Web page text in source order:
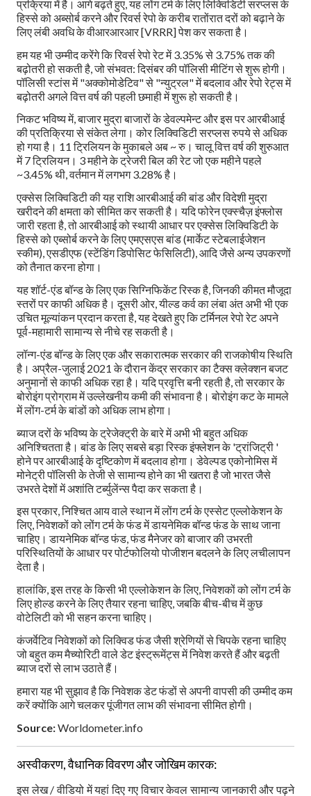
प्रक्रिया में है। आगे बढ़ते हुए, यह लोंग टर्म के लिए लिक्विडिटी सरप्लस के
हिस्से को अब्सोर्ब करने और रिवर्स रेपो के करीब रातोंरात दरों को बढ़ाने के
लिए लंबी अवधि के वीआरआरआर [VRRR] पेश कर सकता है।
हम यह भी उम्मीद करेंगे कि रिवर्स रेपो रेट में 3.35% से 3.75% तक की
बढ़ोतरी हो सकती है, जो संभवत: दिसंबर की पॉलिसी मीटिंग से शुरू होगी।
पॉलिसी स्टांस में "अक्कोमोडेटिव" से "न्युट्रल" में बदलाव और रेपो रेट्स में
बढ़ोतरी अगले वित्त वर्ष की पहली छमाही में शुरू हो सकती है।
निकट भविष्य में, बाजार मुद्रा बाजारों के डेवल्पमेन्ट और इस पर आरबीआई
की प्रतिक्रिया से संकेत लेगा। कोर लिक्विडिटी सरप्लस रुपये से अधिक
हो गया है। 11 ट्रिलियन के मुकाबले अब ~ रु। चालू वित्त वर्ष की शुरुआत
में 7 ट्रिलियन। 3 महीने के ट्रेजरी बिल की रेट जो एक महीने पहले
~3.45% थी, वर्तमान में लगभग 3.28% है।
एक्सेस लिक्विडिटी की यह राशि आरबीआई की बांड और विदेशी मुद्रा
खरीदने की क्षमता को सीमित कर सकती है। यदि फोरेन एक्स्चैज़ इंफ्लोस
जारी रहता है, तो आरबीआई को स्थायी आधार पर एक्सेस लिक्विडिटी के
हिस्से को एब्सोर्ब करने के लिए एमएसएस बांड (मार्केट स्टेबलाईजेशन
स्कीम), एसडीएफ (स्टेंडिंग डिपोसिट फेसिलिटी), आदि जैसे अन्य उपकरणों
को तैनात करना होगा।
यह शॉर्ट-एंड बॉन्ड के लिए एक सिग्निफिकेंट रिस्क है, जिनकी कीमत मौजूदा
स्तरों पर काफी अधिक है। दूसरी ओर, यील्ड कर्व का लंबा अंत अभी भी एक
उचित मूल्यांकन प्रदान करता है, यह देखते हुए कि टर्मिनल रेपो रेट अपने
पूर्व-महामारी सामान्य से नीचे रह सकती है।
लॉन्ग-एंड बॉन्ड के लिए एक और सकारात्मक सरकार की राजकोषीय स्थिति
है। अप्रैल-जुलाई 2021 के दौरान केंद्र सरकार का टैक्स क्लेक्शन बजट
अनुमानों से काफी अधिक रहा है। यदि प्रवृत्ति बनी रहती है, तो सरकार के
बोरोइंग प्रोग्राम में उल्लेखनीय कमी की संभावना है। बोरोइंग कट के मामले
में लोंग-टर्म के बांडों को अधिक लाभ होगा।
ब्याज दरों के भविष्य के ट्रेजेक्ट्री के बारे में अभी भी बहुत अधिक
अनिश्चितता है। बांड के लिए सबसे बड़ा रिस्क इंफ्लेशन के 'ट्रांजिट्री '
होने पर आरबीआई के दृष्टिकोण में बदलाव होगा। डेवेल्पड एकोनोमिस में
मोनेट्री पॉलिसी के तेजी से सामान्य होने का भी खतरा है जो भारत जैसे
उभरते देशों में अशांति टर्ब्युलेंन्स पैदा कर सकता है।
इस प्रकार, निश्चित आय वाले स्थान में लोंग टर्म के एस्सेट एल्लोकेशन के
लिए, निवेशकों को लोंग टर्म के फंड में डायनेमिक बॉन्ड फंड के साथ जाना
चाहिए। डायनेमिक बॉन्ड फंड, फंड मैनेजर को बाजार की उभरती
परिस्थितियों के आधार पर पोर्टफोलियो पोजीशन बदलने के लिए लचीलापन
देता है।
हालांकि, इस तरह के किसी भी एल्लोकेशन के लिए, निवेशकों को लोंग टर्म के
लिए होल्ड करने के लिए तैयार रहना चाहिए, जबकि बीच-बीच में कुछ
वोटेलिटी को भी सहन करना चाहिए।
कंजर्वेटिव निवेशकों को लिक्विड फंड जैसी श्रेणियों से चिपके रहना चाहिए
जो बहुत कम मैच्योरिटी वाले डेट इंस्ट्रूमेंट्स में निवेश करते हैं और बढ़ती
ब्याज दरों से लाभ उठाते हैं।
हमारा यह भी सुझाव है कि निवेशक डेट फंडों से अपनी वापसी की उम्मीद कम
करें क्योंकि आगे चलकर पूंजीगत लाभ की संभावना सीमित होगी।
Source:Worldometer.info
अस्वीकरण, वैधानिक विवरण और जोखिम कारक:
इस लेख / वीडियो में यहां दिए गए विचार केवल सामान्य जानकारी और पढ़ने